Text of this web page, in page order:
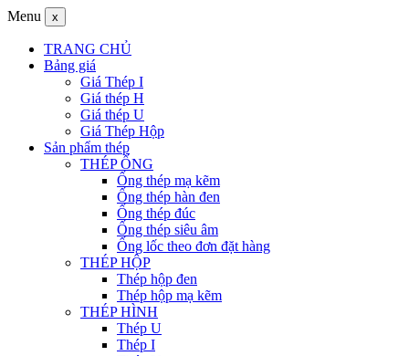
Menu x
TRANG CHỦ
Bảng giá
Giá Thép I
Giá thép H
Giá thép U
Giá Thép Hộp
Sản phẩm thép
THÉP ỐNG
Ống thép mạ kẽm
Ống thép hàn đen
Ống thép đúc
Ống thép siêu âm
Ống lốc theo đơn đặt hàng
THÉP HỘP
Thép hộp đen
Thép hộp mạ kẽm
THÉP HÌNH
Thép U
Thép I